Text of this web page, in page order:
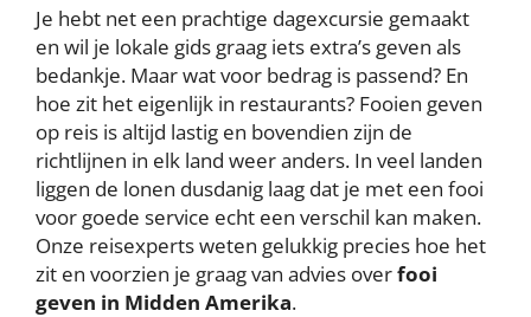
Je hebt net een prachtige dagexcursie gemaakt
en wil je lokale gids graag iets extra’s geven als
bedankje. Maar wat voor bedrag is passend? En
hoe zit het eigenlijk in restaurants? Fooien geven
op reis is altijd lastig en bovendien zijn de
richtlijnen in elk land weer anders. In veel landen
liggen de lonen dusdanig laag dat je met een fooi
voor goede service echt een verschil kan maken.
Onze reisexperts weten gelukkig precies hoe het
zit en voorzien je graag van advies overfooi
geven in Midden Amerika.